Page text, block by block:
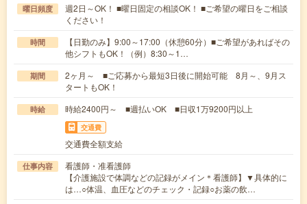
曜日頻度
週2日～OK！ ■曜日固定の相談OK！ ■ご希望の曜日をご相談
ください！
時間
【日勤のみ】9:00～17:00（休憩60分）■ご希望があればその
他シフトもOK！（例）8:30～1…
期間
2ヶ月～ ■ご応募から最短3日後に開始可能 8月～、9月ス
タートもOK！
時給 時給2400円～ ■週払いOK ■日収1万9200円以上
交通費
交通費全額支給
仕事内容
看護師・准看護師
【介護施設で体調などの記録がメイン＊看護師】▼具体的に
は…○体温、血圧などのチェック・記録○お薬の飲…